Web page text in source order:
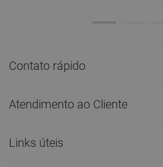
Contato rápido
Atendimento ao Cliente
Links úteis